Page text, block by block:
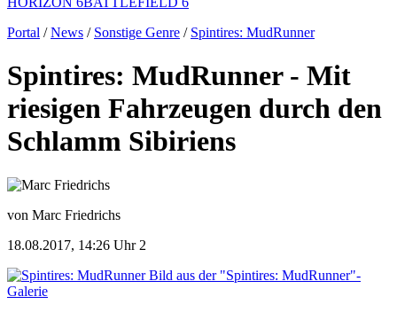
Portal /News / Sonstige Genre / Spintires: MudRunner
Spintires: MudRunner - Mit
riesigen Fahrzeugen durch den
Schlamm Sibiriens
von Marc Friedrichs
18.08.2017, 14:26 Uhr2
Bild aus der "Spintires: MudRunner"-
Galerie